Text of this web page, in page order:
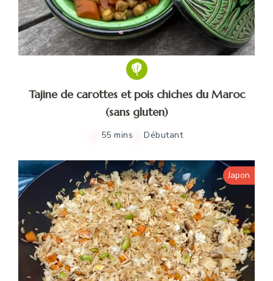
Tajine de carottes et pois chiches du Maroc
(sans gluten)
55 mins Débutant
Japon